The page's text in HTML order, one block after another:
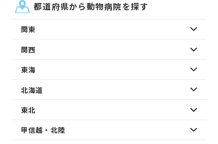
都道府県から動物病院を探す
関東
関西
東海
北海道
東北
甲信越・北陸